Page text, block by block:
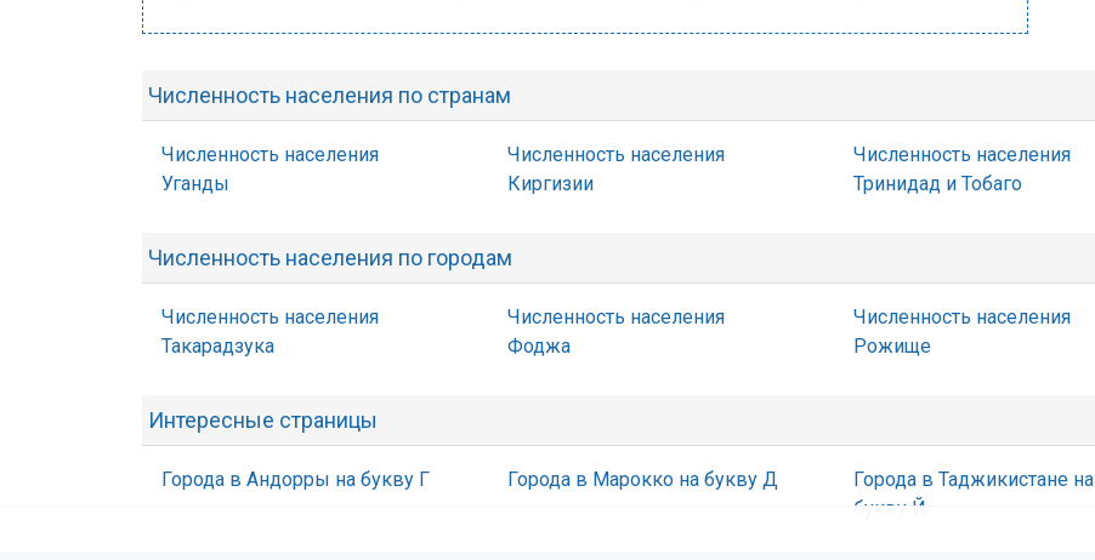
Численность населения по странам
Численность населения
Уганды
Численность населения
Киргизии
Численность населения
Тринидад и Тобаго
Численность населения по городам
Численность населения
Такарадзука
Численность населения
Фоджа
Численность населения
Рожище
Интересные страницы
Города в Андорры на букву Г Города в Марокко на букву Д
Города в Таджикистане на
букву Й